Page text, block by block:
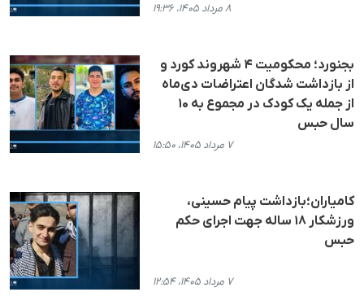
۸ مرداد ۱۴۰۵، ۱۹:۳۶
بجنورد؛ محکومیت ۴ شهروند کورد و
از بازداشت شدگان اعتراضات دی‌ماه
از جمله یک کودک در مجموع به ۱۰
سال حبس
۷ مرداد ۱۴۰۵، ۱۵:۵۰
کامیاران؛بازداشت پیام حسینی،
ورزشکار ۱۸ ساله جهت اجرای حکم
حبس
۷ مرداد ۱۴۰۵، ۱۲:۵۴